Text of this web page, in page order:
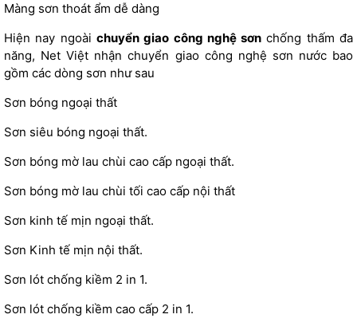
Màng sơn thoát ẩm dễ dàng
Hiện nay ngoài chuyển giao công nghệ sơn chống thấm đa
năng, Net Việt nhận chuyển giao công nghệ sơn nước bao
gồm các dòng sơn như sau
Sơn bóng ngoại thất
Sơn siêu bóng ngoại thất.
Sơn bóng mờ lau chùi cao cấp ngoại thất.
Sơn bóng mờ lau chùi tối cao cấp nội thất
Sơn kinh tế mịn ngoại thất.
Sơn Kinh tế mịn nội thất.
Sơn lót chống kiềm 2 in 1.
Sơn lót chống kiềm cao cấp 2 in 1.